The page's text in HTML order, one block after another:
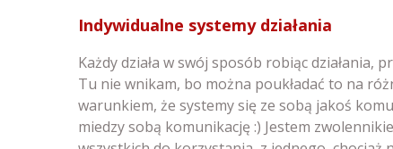
Indywidualne systemy działania
Każdy działa w swój sposób robiąc działania,
Tu nie wnikam, bo można poukładać to na
warunkiem, że systemy się ze sobą jakoś
miedzy sobą komunikację :) Jestem